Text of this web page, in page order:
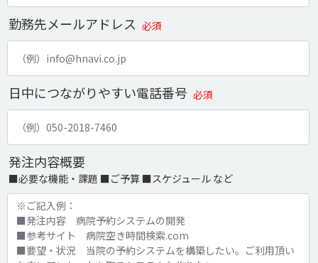
勤務先メールアドレス 必須
日中につながりやすい電話番号 必須
発注内容概要
■必要な機能・課題 ■ご予算 ■スケジュール など